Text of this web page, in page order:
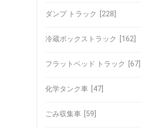
ダンプ トラック [228]
冷蔵ボックストラック [162]
フラットベッド トラック [67]
化学タンク車 [47]
ごみ収集車 [59]